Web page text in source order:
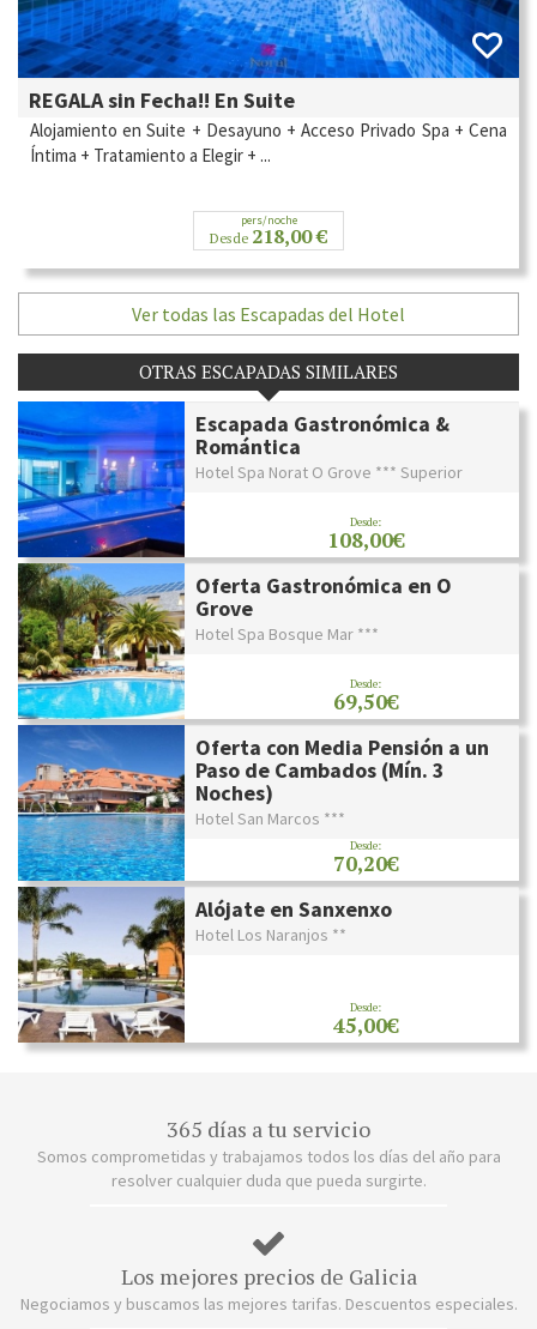
REGALA sin Fecha!! En Suite
Alojamiento en Suite + Desayuno + Acceso Privado Spa + Cena
Íntima + Tratamiento a Elegir + ...
pers/noche
Desde 218,00 €
Ver todas las Escapadas del Hotel
OTRAS ESCAPADAS SIMILARES
Escapada Gastronómica &
Romántica
Hotel Spa Norat O Grove *** Superior
Desde:
108,00€
Oferta Gastronómica en O
Grove
Hotel Spa Bosque Mar ***
Desde:
69,50€
Oferta con Media Pensión a un
Paso de Cambados (Mín. 3
Noches)
Hotel San Marcos ***
Desde:
70,20€
Alójate en Sanxenxo
Hotel Los Naranjos **
Desde:
45,00€
365 días a tu servicio
Somos comprometidas y trabajamos todos los días del año para
resolver cualquier duda que pueda surgirte.
Los mejores precios de Galicia
Negociamos y buscamos las mejores tarifas. Descuentos especiales.